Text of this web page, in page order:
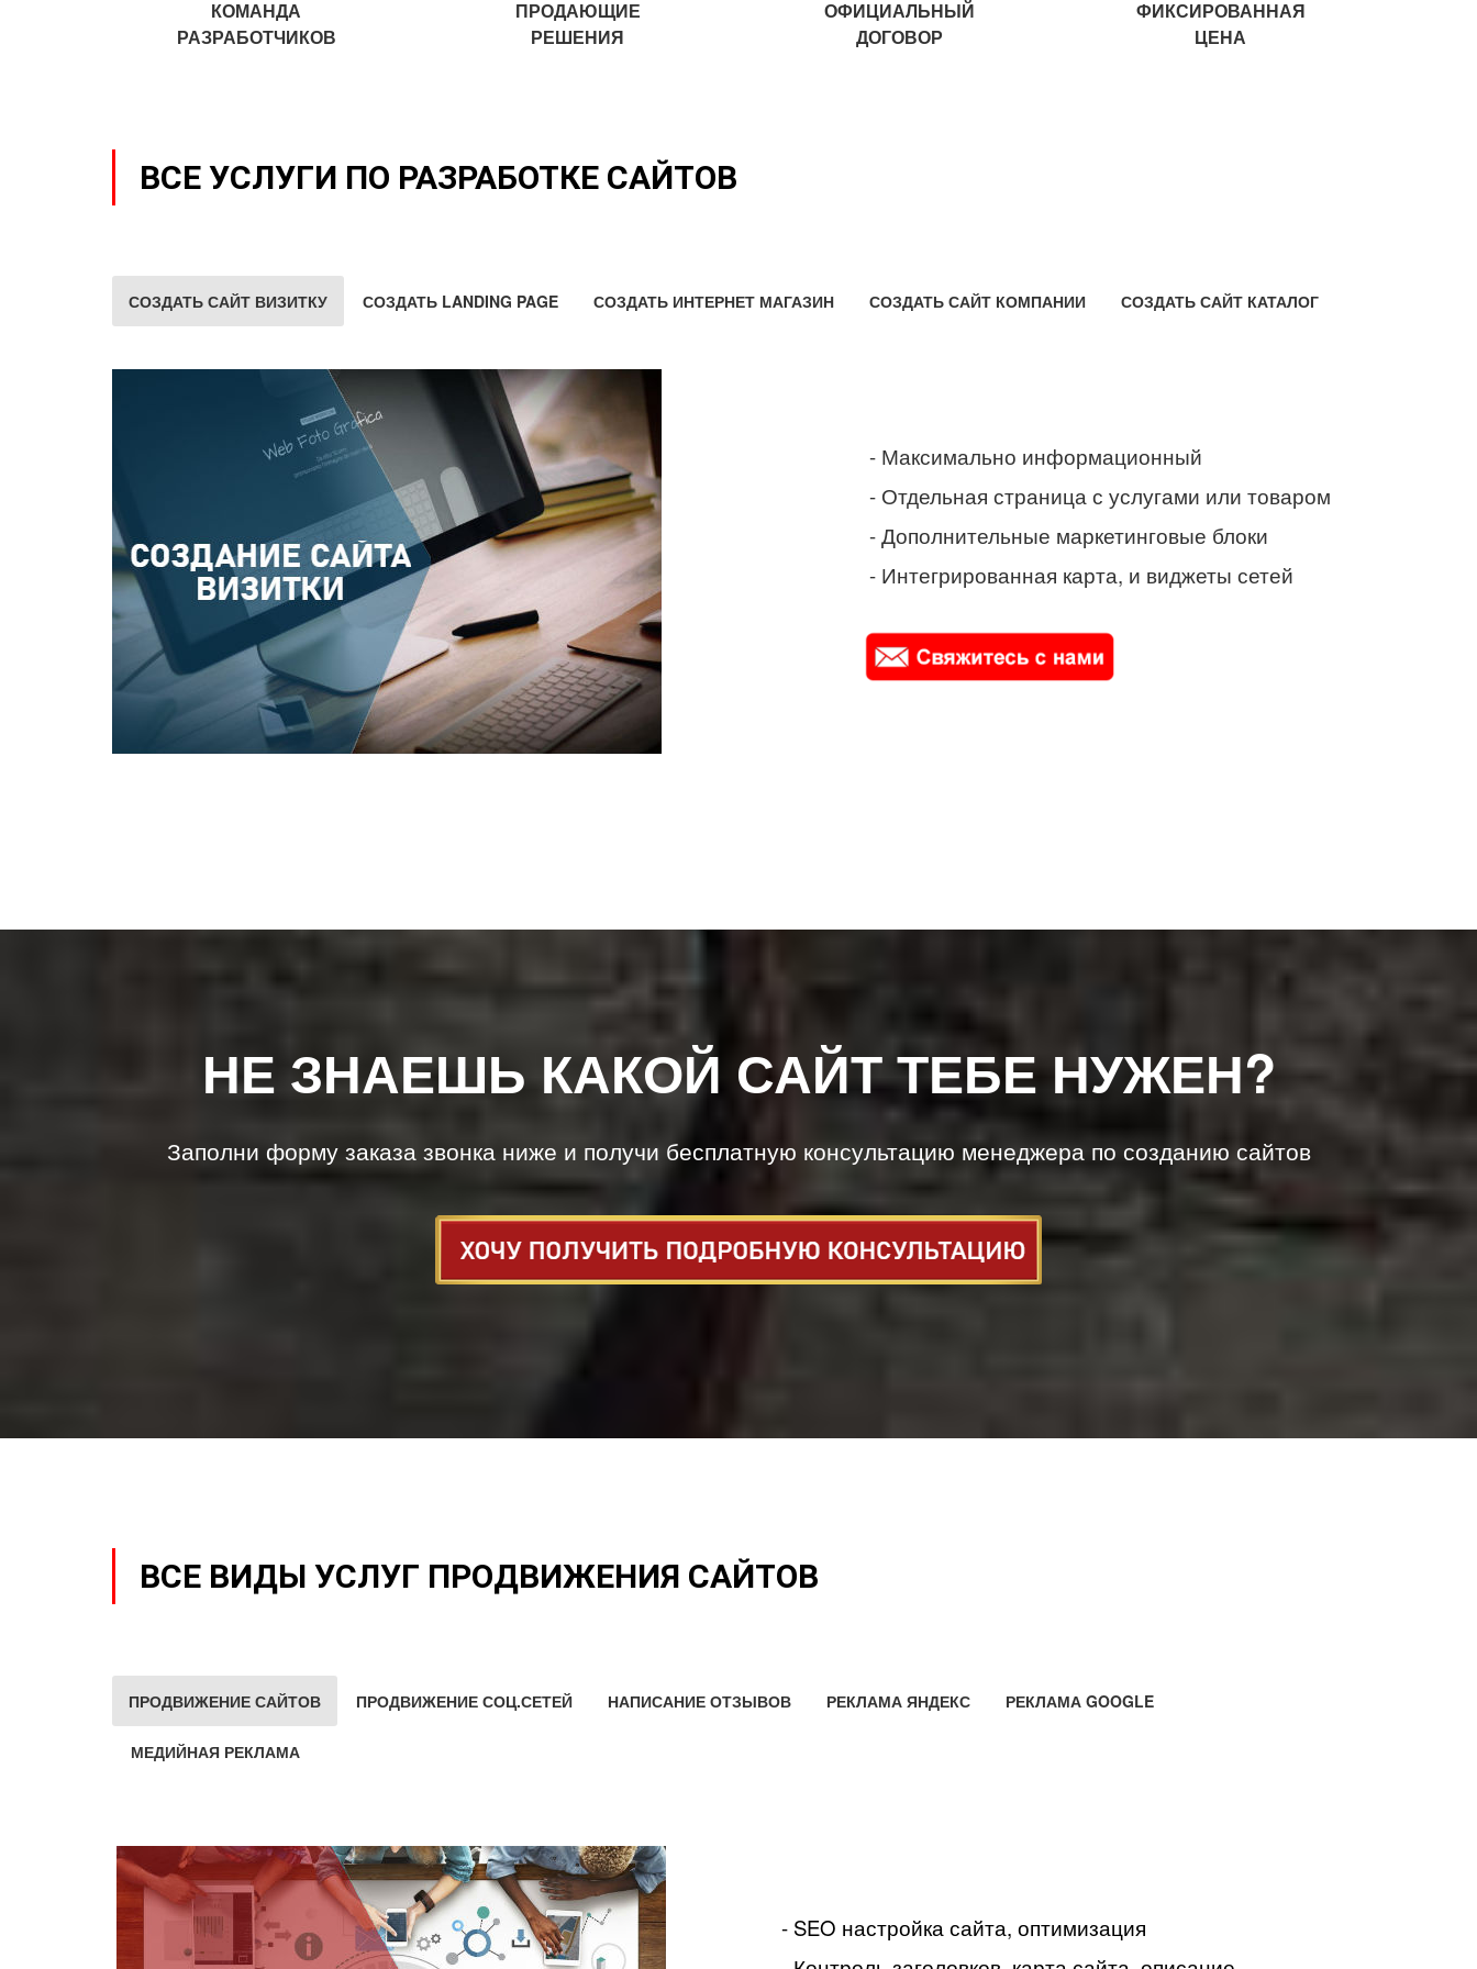
КОМАНДА
РАЗРАБОТЧИКОВ
ПРОДАЮЩИЕ
РЕШЕНИЯ
ОФИЦИАЛЬНЫЙ
ДОГОВОР
ФИКСИРОВАННАЯ
ЦЕНА
ВСЕ УСЛУГИ ПО РАЗРАБОТКЕ САЙТОВ
СОЗДАТЬ САЙТ ВИЗИТКУ СОЗДАТЬ LANDING PAGE СОЗДАТЬ ИНТЕРНЕТ МАГАЗИН СОЗДАТЬ САЙТ КОМПАНИИ СОЗДАТЬ САЙТ КАТАЛОГ
- Максимально информационный
- Отдельная страница с услугами или товаром
- Дополнительные маркетинговые блоки
- Интегрированная карта, и виджеты сетей
НЕ ЗНАЕШЬ КАКОЙ САЙТ ТЕБЕ НУЖЕН?
Заполни форму заказа звонка ниже и получи бесплатную консультацию менеджера по созданию сайтов
ВСЕ ВИДЫ УСЛУГ ПРОДВИЖЕНИЯ САЙТОВ
ПРОДВИЖЕНИЕ САЙТОВ ПРОДВИЖЕНИЕ СОЦ.СЕТЕЙ НАПИСАНИЕ ОТЗЫВОВ РЕКЛАМА ЯНДЕКС РЕКЛАМА GOOGLE
МЕДИЙНАЯ РЕКЛАМА
- SEO настройка сайта, оптимизация